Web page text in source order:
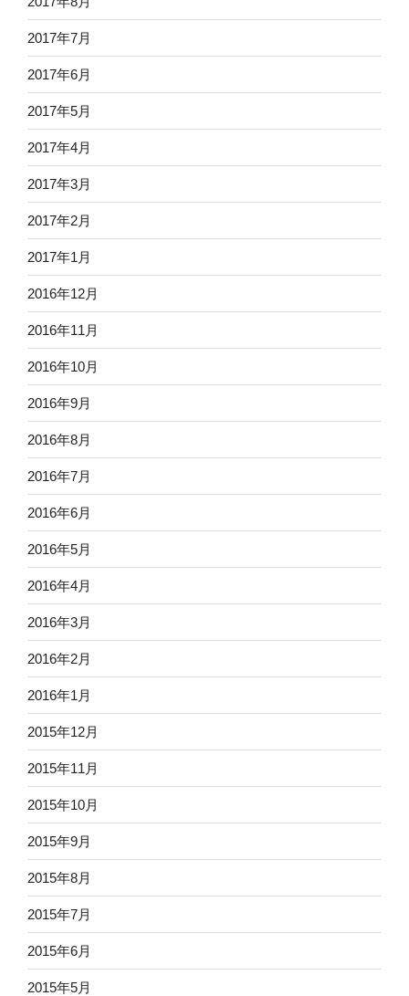
2017年7月
2017年6月
2017年5月
2017年4月
2017年3月
2017年2月
2017年1月
2016年12月
2016年11月
2016年10月
2016年9月
2016年8月
2016年7月
2016年6月
2016年5月
2016年4月
2016年3月
2016年2月
2016年1月
2015年12月
2015年11月
2015年10月
2015年9月
2015年8月
2015年7月
2015年6月
2015年5月